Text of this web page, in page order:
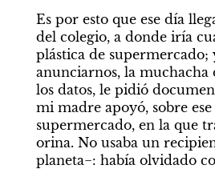
Es por esto que ese día
del colegio, a donde iría
plástica de supermercado;
anunciarnos, la muchacha
los datos, le pidió
mi madre apoyó, sobre
supermercado, en la que
orina. No usaba un
planeta−: había olvidado